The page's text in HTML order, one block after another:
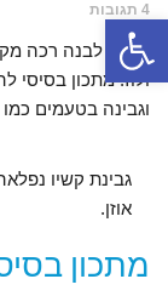
4 תגובות
גבינה לבנה רכה
ולוז. מתכון בסיסי
וגבינה בטעמים
גבינת קשיו
אוזן.
מתכון
פתח סרגל נגישות